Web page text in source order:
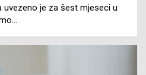
uvezeno je za šest mjeseci u